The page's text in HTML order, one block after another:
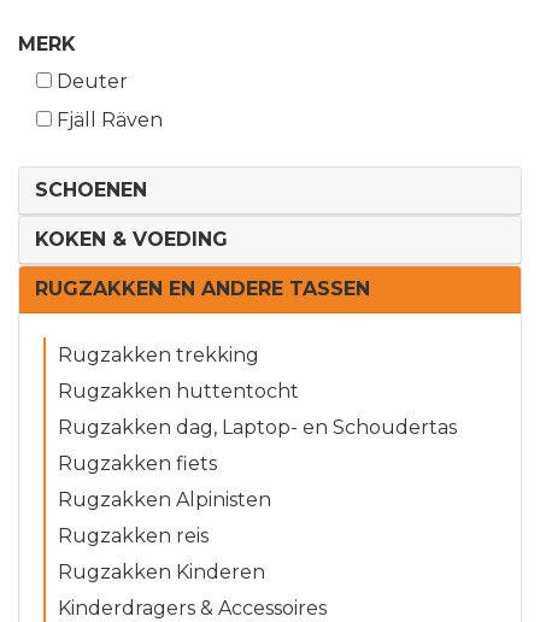
MERK
Deuter
Fjäll Räven
SCHOENEN
KOKEN & VOEDING
RUGZAKKEN EN ANDERE TASSEN
Rugzakken trekking
Rugzakken huttentocht
Rugzakken dag, Laptop- en Schoudertas
Rugzakken fiets
Rugzakken Alpinisten
Rugzakken reis
Rugzakken Kinderen
Kinderdragers & Accessoires